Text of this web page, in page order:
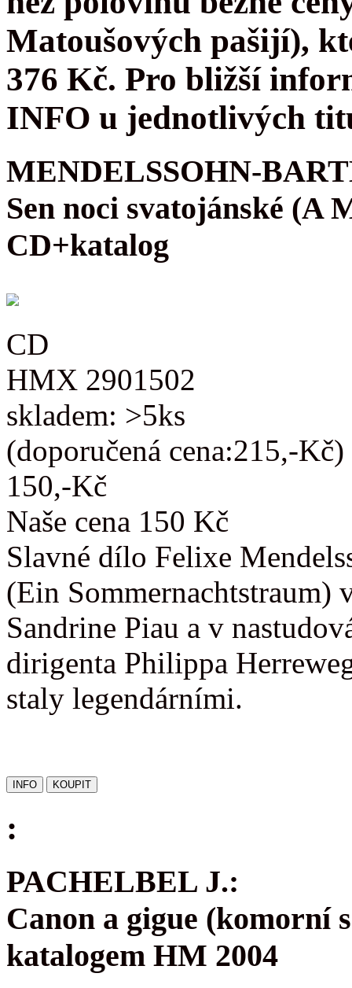
Matoušových pašijí),
376 Kč. Pro bližší
INFO u jednotlivých
MENDELSSOHN-
Sen noci svatojánské (A
CD+katalog
CD
HMX 2901502
skladem: >5ks
(doporučená cena:215,-Kč)
150,-Kč
Naše cena 150 Kč
Slavné dílo Felixe
(Ein Sommernachtstraum)
Sandrine Piau a v
dirigenta Philippa
staly legendárními.
:
PACHELBEL J.:
Canon a gigue (komorní
katalogem HM 2004